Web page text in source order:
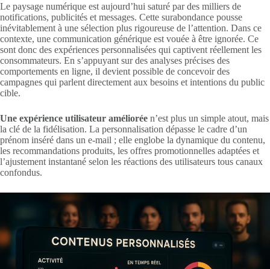
Le paysage numérique est aujourd’hui saturé par des milliers de
notifications, publicités et messages. Cette surabondance pousse
inévitablement à une sélection plus rigoureuse de l’attention. Dans ce
contexte, une communication générique est vouée à être ignorée. Ce
sont donc des expériences personnalisées qui captivent réellement les
consommateurs. En s’appuyant sur des analyses précises des
comportements en ligne, il devient possible de concevoir des
campagnes qui parlent directement aux besoins et intentions du public
cible.
Une expérience utilisateur améliorée n’est plus un simple atout, mais
la clé de la fidélisation. La personnalisation dépasse le cadre d’un
prénom inséré dans un e-mail ; elle englobe la dynamique du contenu,
les recommandations produits, les offres promotionnelles adaptées et
l’ajustement instantané selon les réactions des utilisateurs tous canaux
confondus.